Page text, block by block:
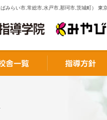
みらい市,常総市,水戸市,那珂市,茨城町） 東